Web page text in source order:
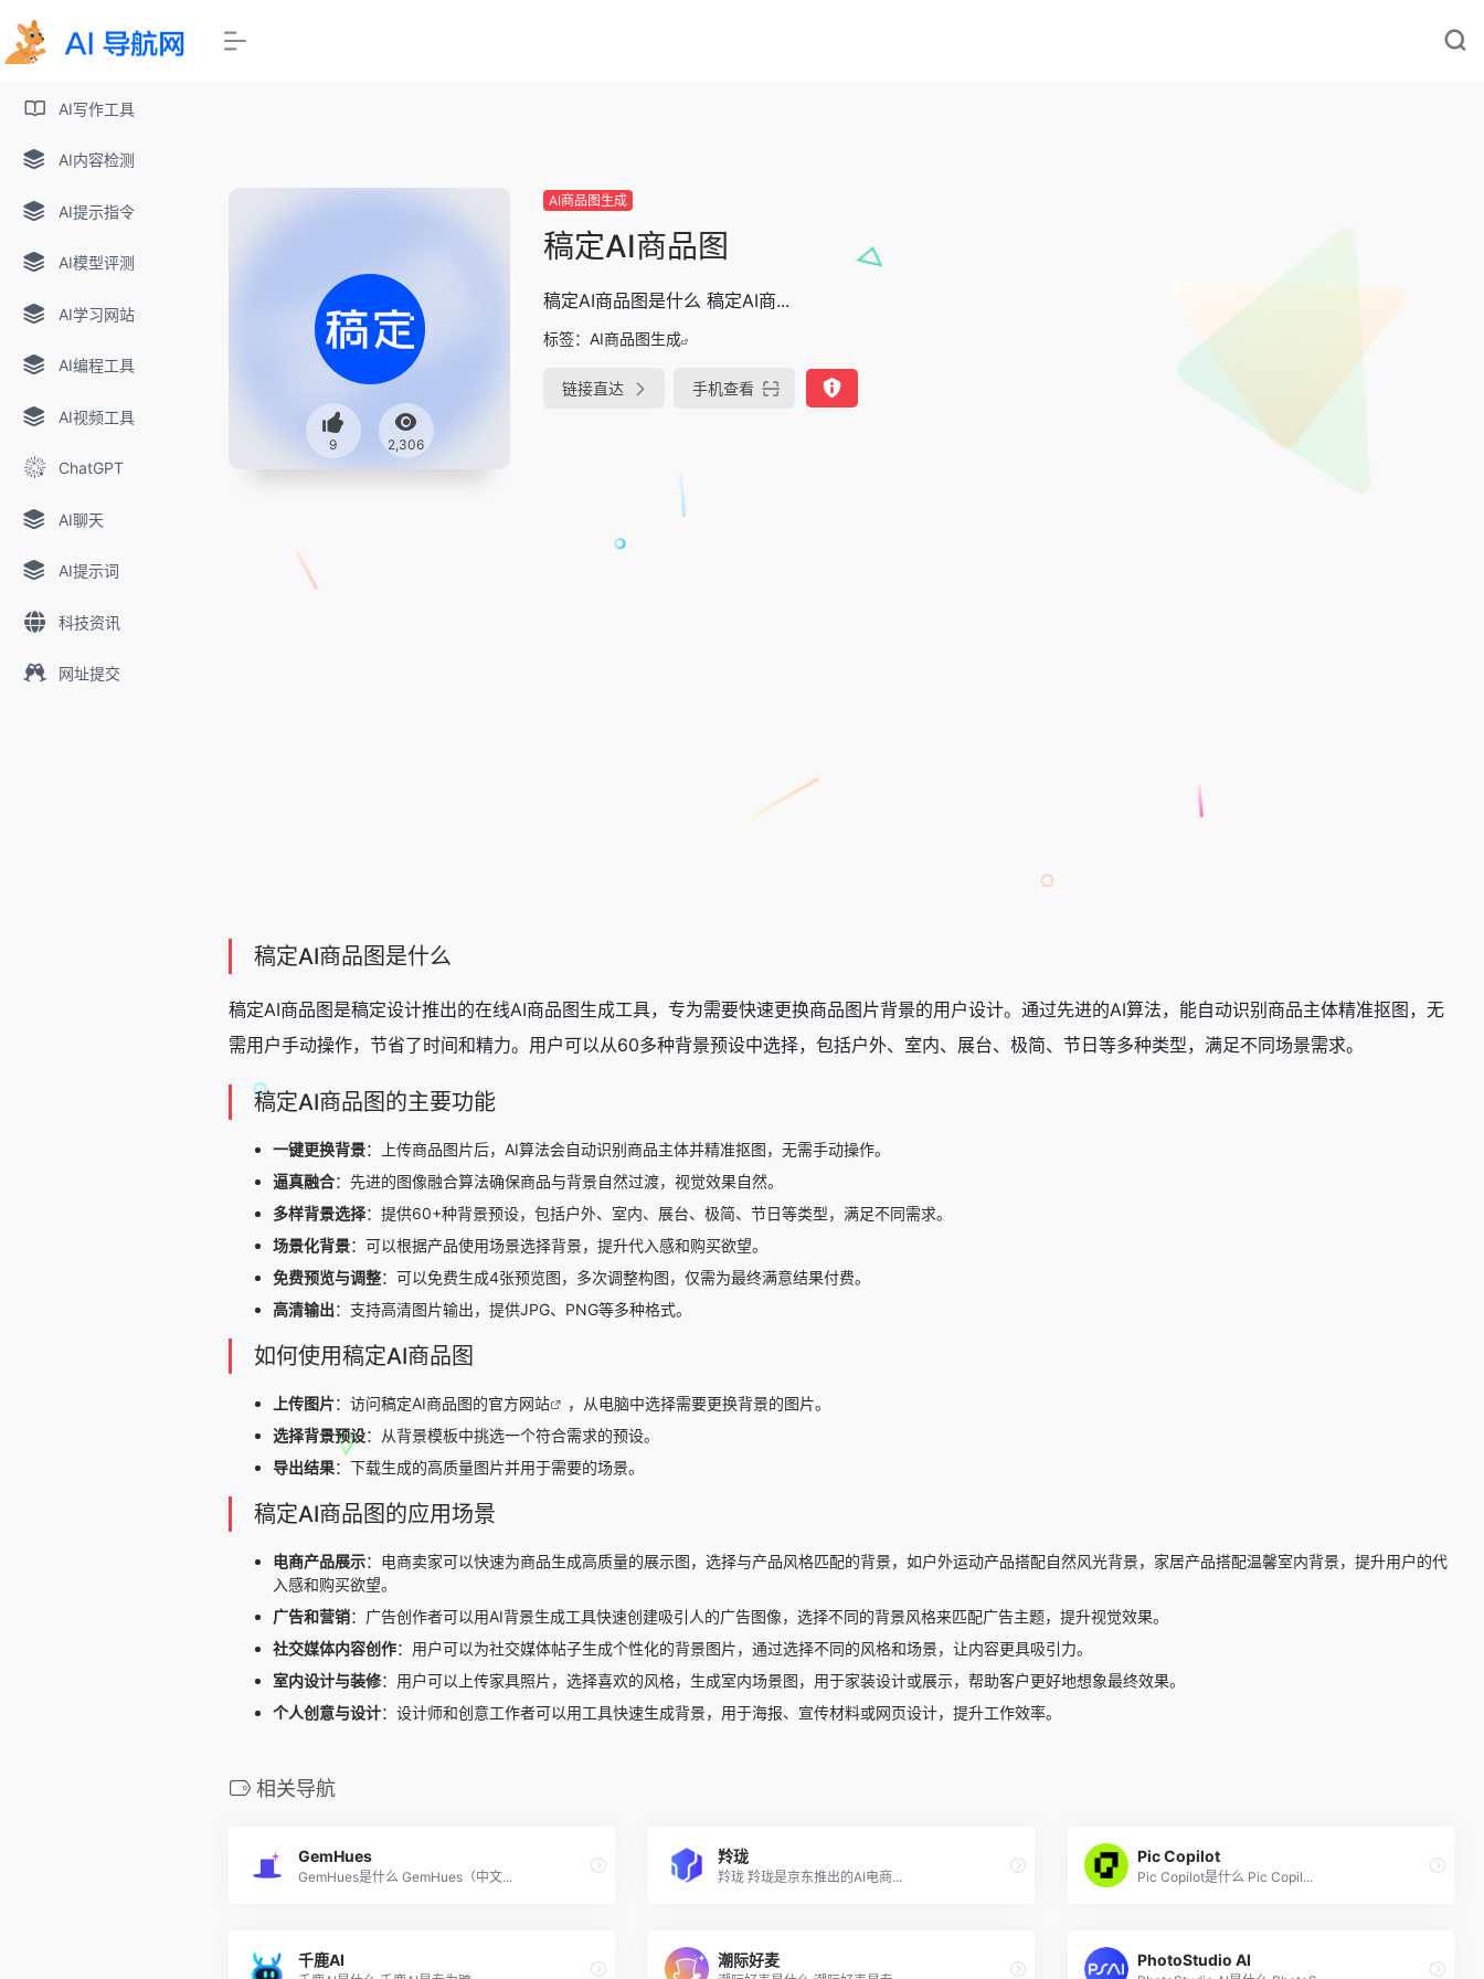
AI写作工具
AI内容检测
AI提示指令
AI模型评测
AI学习网站
AI编程工具
AI视频工具
ChatGPT
AI聊天
AI提示词
科技资讯
网址提交
9 2,306
AI商品图生成
稿定AI商品图
稿定AI商品图是什么 稿定AI商...
标签： AI商品图生成
链接直达 手机查看
稿定AI商品图是什么
稿定AI商品图是稿定设计推出的在线AI商品图生成工具，专为需要快速更换商品图片背景的用户设计。通过先进的AI算法，能自动识别商品主体精准抠图 ，无
需用户手动操作，节省了时间和精力。用户可以从60多种背景预设中选择，包括户外、室内、展台、极简、节日等多种类型，满足不同场景需求。
稿定AI商品图的主要功能
一键更换背景：上传商品图片后，AI算法会自动识别商品主体并精准抠图，无需手动操作。
逼真融合：先进的图像融合算法确保商品与背景自然过渡，视觉效果自然。
多样背景选择：提供60+种背景预设，包括户外、室内、展台、极简、节日等类型，满足不同需求。
场景化背景：可以根据产品使用场景选择背景，提升代入感和购买欲望。
免费预览与调整：可以免费生成4张预览图，多次调整构图，仅需为最终满意结果付费。
高清输出：支持高清图片输出，提供JPG、PNG等多种格式。
如何使用稿定AI商品图
上传图片：访问稿定AI商品图的官方网站
，从电脑中选择需要更换背景的图片。
选择背景预设：从背景模板中挑选一个符合需求的预设。
导出结果：下载生成的高质量图片并用于需要的场景。
稿定AI商品图的应用场景
电商产品展示：电商卖家可以快速为商品生成高质量的展示图，选择与产品风格匹配的背景，如户外运动产品搭配自然风光背景，家居产品搭配温馨室内背景，提升用户的代
入感和购买欲望。
广告和营销：广告创作者可以用AI背景生成工具快速创建吸引人的广告图像，选择不同的背景风格来匹配广告主题，提升视觉效果。
社交媒体内容创作：用户可以为社交媒体帖子生成个性化的背景图片，通过选择不同的风格和场景，让内容更具吸引力。
室内设计与装修：用户可以上传家具照片，选择喜欢的风格，生成室内场景图，用于家装设计或展示，帮助客户更好地想象最终效果。
个人创意与设计：设计师和创意工作者可以用工具快速生成背景，用于海报、宣传材料或网页设计，提升工作效率。
相关导航
GemHues
GemHues是什么 GemHues（中文...
羚珑
羚珑 羚珑是京东推出的AI电商...
Pic Copilot
Pic Copilot是什么 Pic Copil...
千鹿AI 潮际好麦 PhotoStudio AI